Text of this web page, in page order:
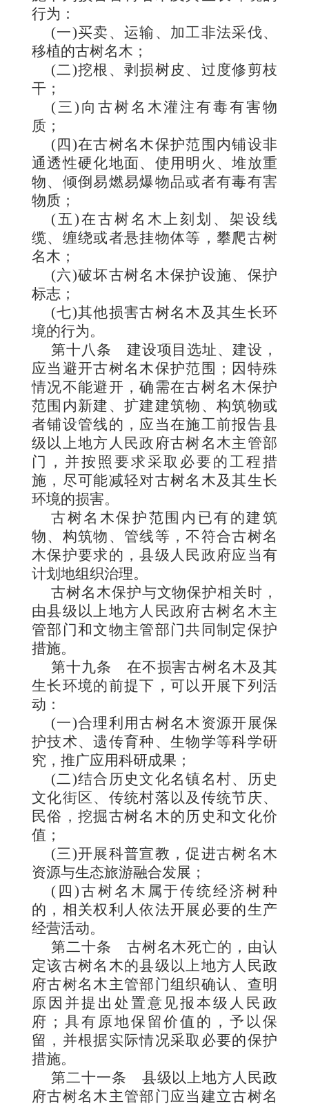
行为：
(一)买卖、运输、加工非法采伐、
移植的古树名木；
(二)挖根、剥损树皮、过度修剪枝
干；
(三)向古树名木灌注有毒有害物
质；
(四)在古树名木保护范围内铺设非
通透性硬化地面、使用明火、堆放重
物、倾倒易燃易爆物品或者有毒有害
物质；
(五)在古树名木上刻划、架设线
缆、缠绕或者悬挂物体等，攀爬古树
名木；
(六)破坏古树名木保护设施、保护
标志；
(七)其他损害古树名木及其生长环
境的行为。
第十八条 建设项目选址、建设，
应当避开古树名木保护范围；因特殊
情况不能避开，确需在古树名木保护
范围内新建、扩建建筑物、构筑物或
者铺设管线的，应当在施工前报告县
级以上地方人民政府古树名木主管部
门，并按照要求采取必要的工程措
施，尽可能减轻对古树名木及其生长
环境的损害。
古树名木保护范围内已有的建筑
物、构筑物、管线等，不符合古树名
木保护要求的，县级人民政府应当有
计划地组织治理。
古树名木保护与文物保护相关时，
由县级以上地方人民政府古树名木主
管部门和文物主管部门共同制定保护
措施。
第十九条 在不损害古树名木及其
生长环境的前提下，可以开展下列活
动：
(一)合理利用古树名木资源开展保
护技术、遗传育种、生物学等科学研
究，推广应用科研成果；
(二)结合历史文化名镇名村、历史
文化街区、传统村落以及传统节庆、
民俗，挖掘古树名木的历史和文化价
值；
(三)开展科普宣教，促进古树名木
资源与生态旅游融合发展；
(四)古树名木属于传统经济树种
的，相关权利人依法开展必要的生产
经营活动。
第二十条 古树名木死亡的，由认
定该古树名木的县级以上地方人民政
府古树名木主管部门组织确认、查明
原因并提出处置意见报本级人民政
府；具有原地保留价值的，予以保
留，并根据实际情况采取必要的保护
措施。
第二十一条 县级以上地方人民政
府古树名木主管部门应当建立古树名